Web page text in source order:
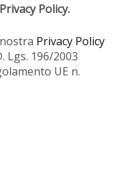
Policy.
Privacy Policy
Lgs. 196/2003
UE n.